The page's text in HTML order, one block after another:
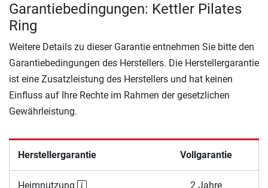
Garantiebedingungen: Kettler Pilates
Ring
Weitere Details zu dieser Garantie entnehmen Sie bitte den
Garantiebedingungen des Herstellers. Die Herstellergarantie
ist eine Zusatzleistung des Herstellers und hat keinen
Einfluss auf Ihre Rechte im Rahmen der gesetzlichen
Gewährleistung.
Herstellergarantie Vollgarantie
Heimnutzung 2 Jahre